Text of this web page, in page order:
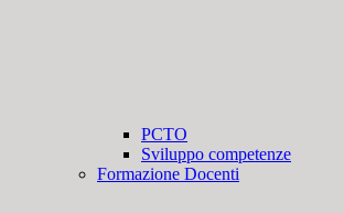
PCTO
Sviluppo competenze
Formazione Docenti